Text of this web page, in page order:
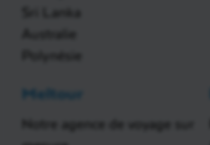
Sri Lanka
Australie
Polynésie
Meltour
Notre agence de voyage sur